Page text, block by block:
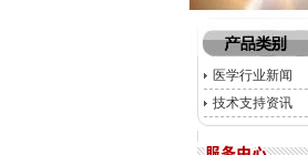
医学行业新闻
技术支持资讯